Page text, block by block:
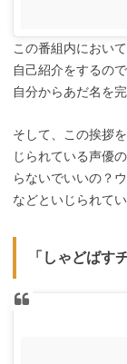
この番組内におい
自己紹介をするの
自分からあだ名を
そして、この挨拶
じられている声優
らないでいいの？
などといじられてい
「しゃどばす